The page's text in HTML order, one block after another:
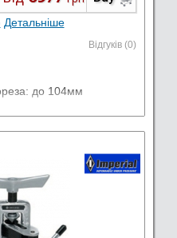
Детальніше
Відгуків (0)
до 104мм